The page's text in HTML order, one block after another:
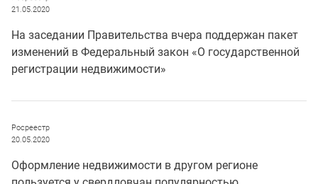
21.05.2020
На заседании Правительства вчера поддержан пакет
изменений в Федеральный закон «О государственной
регистрации недвижимости»
Росреестр
20.05.2020
Оформление недвижимости в другом регионе